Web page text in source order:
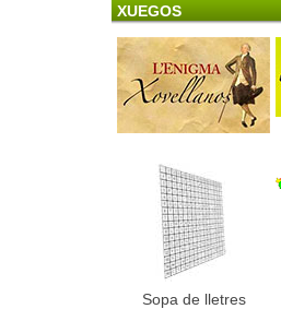
XUEGOS
Sopa de lletres